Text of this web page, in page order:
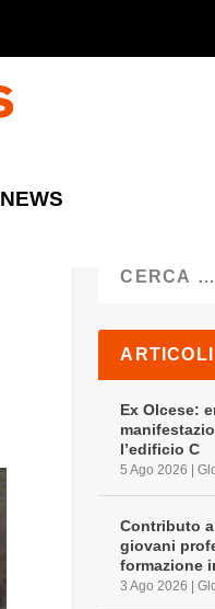
ARTICOLI
Ex Olcese:
l’edificio C
5 Ago 2026 |
Contributo
giovani
formazione
3 Ago 2026 |